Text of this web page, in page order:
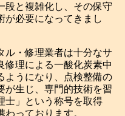
段と複雑化し、その保守
が必要になってきまし
ル・修理業者は十分なサ
修理による一酸化炭素中
ようになり、点検整備の
が生じ、専門的技術を習
士」という称号を取得
っております。